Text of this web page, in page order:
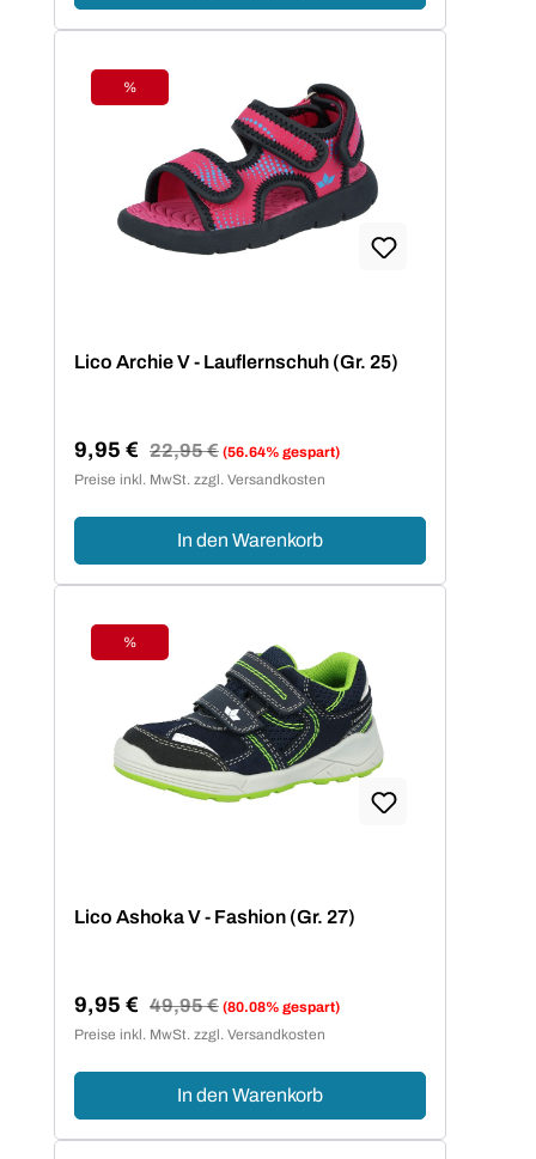
Rabatt
%
Lico Archie V - Lauflernschuh (Gr. 25)
Verkaufspreis:
9,95 € Regulärer Preis:
22,95 € (56.64% gespart)
Preise inkl. MwSt. zzgl. Versandkosten
In den Warenkorb
Rabatt
%
Lico Ashoka V - Fashion (Gr. 27)
Verkaufspreis:
9,95 € Regulärer Preis:
49,95 € (80.08% gespart)
Preise inkl. MwSt. zzgl. Versandkosten
In den Warenkorb